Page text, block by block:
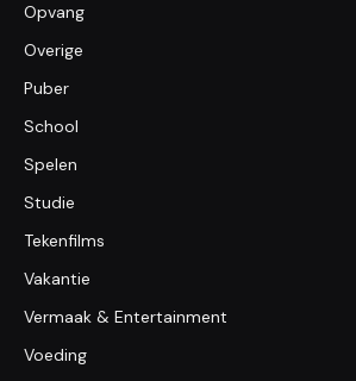
Opvang
Overige
Puber
School
Spelen
Studie
Tekenfilms
Vakantie
Vermaak & Entertainment
Voeding